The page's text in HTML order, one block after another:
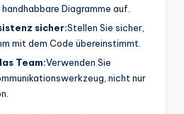
Diagramme auf.
sicher:Stellen Sie sicher,
mit dem Code übereinstimmt.
Team:Verwenden Sie
nicht nur